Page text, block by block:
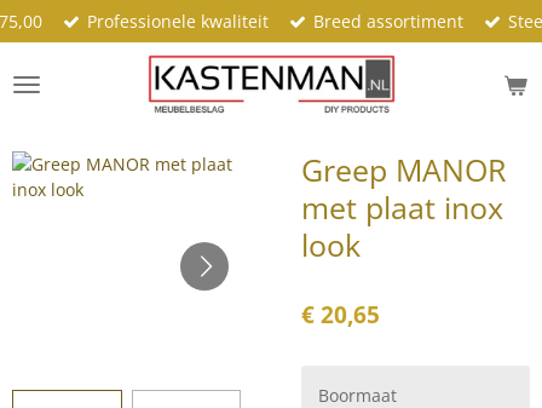
Ga
direct
naar
de
Professionele kwaliteit Breed assortiment
Greep MANOR
met plaat inox
look
€ 20,65
Boormaat